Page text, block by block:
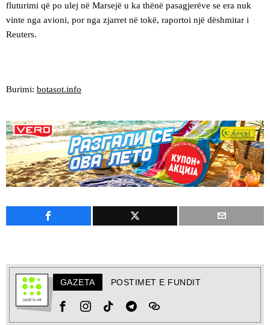
fluturimi që po ulej në Marsejë u ka thënë pasagjerëve se era nuk
vinte nga avioni, por nga zjarret në tokë, raportoi një dëshmitar i
Reuters.
Burimi: botasot.info
GAZETA POSTIMET E FUNDIT